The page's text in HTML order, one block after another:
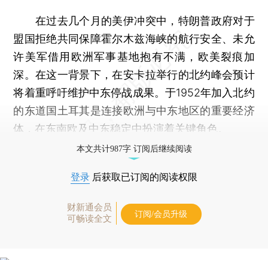
在过去几个月的美伊冲突中，特朗普政府对于
盟国拒绝共同保障霍尔木兹海峡的航行安全、未允
许美军借用欧洲军事基地抱有不满，欧美裂痕加
深。在这一背景下，在安卡拉举行的北约峰会预计
将着重呼吁维护中东停战成果。于1952年加入北约
的东道国土耳其是连接欧洲与中东地区的重要经济
体，在东南欧及中东稳定中扮演着关键角色。
本文共计987字 订阅后继续阅读
登录 后获取已订阅的阅读权限
财新通会员
可畅读全文
订阅/会员升级